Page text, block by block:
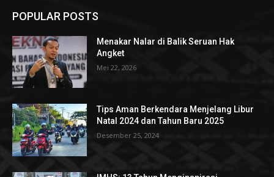
POPULAR POSTS
Menakar Nalar di Balik Seruan Hak
Angket
Mei 22, 2026
Tips Aman Berkendara Menjelang Libur
Natal 2024 dan Tahun Baru 2025
Desember 25, 2024